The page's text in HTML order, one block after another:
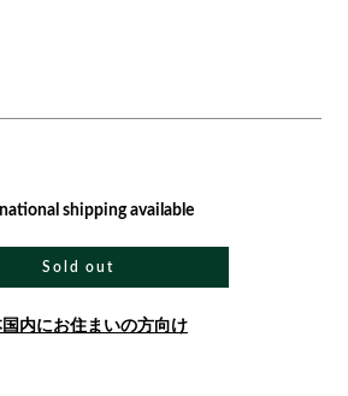
shipping available
Sold out
国内にお住まいの方向け